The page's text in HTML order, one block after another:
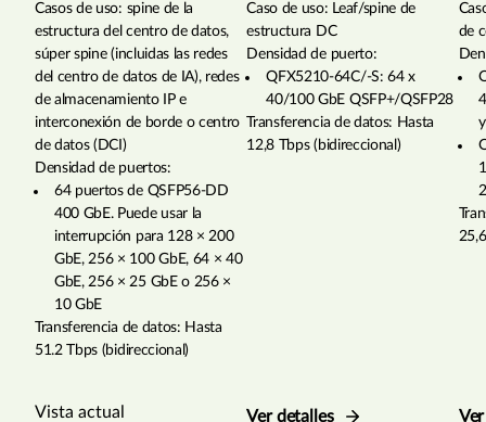
Casos de uso: spine de la
estructura del centro de datos,
súper spine (incluidas las redes
del centro de datos de IA), redes
de almacenamiento IP e
interconexión de borde o centro
de datos (DCI)
Densidad de puertos:
64 puertos de QSFP56-DD
400 GbE. Puede usar la
interrupción para 128 × 200
GbE, 256 × 100 GbE, 64 × 40
GbE, 256 × 25 GbE o 256 ×
10 GbE
Transferencia de datos: Hasta
51.2 Tbps (bidireccional)
Vista actual
Caso de uso: Leaf/spine de
estructura DC
Densidad de puerto:
QFX5210-64C/-S: 64 x
40/100 GbE QSFP+/QSFP28
Transferencia de datos: Hasta
12,8 Tbps (bidireccional)
Ver detalles
de